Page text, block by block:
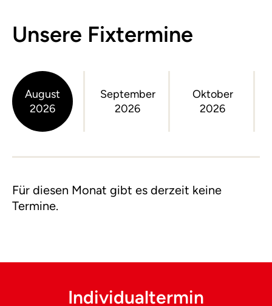
Unsere Fixtermine
August
2026
September
2026
Oktober
2026
Für diesen Monat gibt es derzeit keine
Termine.
Individualtermin